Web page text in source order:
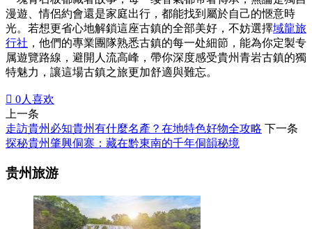
漫遊、情侶約會還是家庭出行，都能找到屬於自己的愜意時
光。若想更省心地解鎖這座古鎮的全部美好，不妨選擇域龍旅
行社 ，他們的專業團隊熟悉古鎮的每一处細節，能為你定製专
属遊覽路線，避開人流高峰，帶你深度感受貴州青岩古鎮的獨
特魅力，讓這場古鎮之旅更加舒適與難忘。
 0人喜欢
上一条
走訪貴州必知貴州有什麼名產？在地特色好物全攻略 下一条
探秘貴州肇興侗寨：藏在黔東南的千年侗韻秘境
贵州旅游